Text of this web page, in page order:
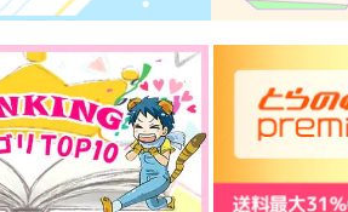
サンプル 作品詳細 サンプル